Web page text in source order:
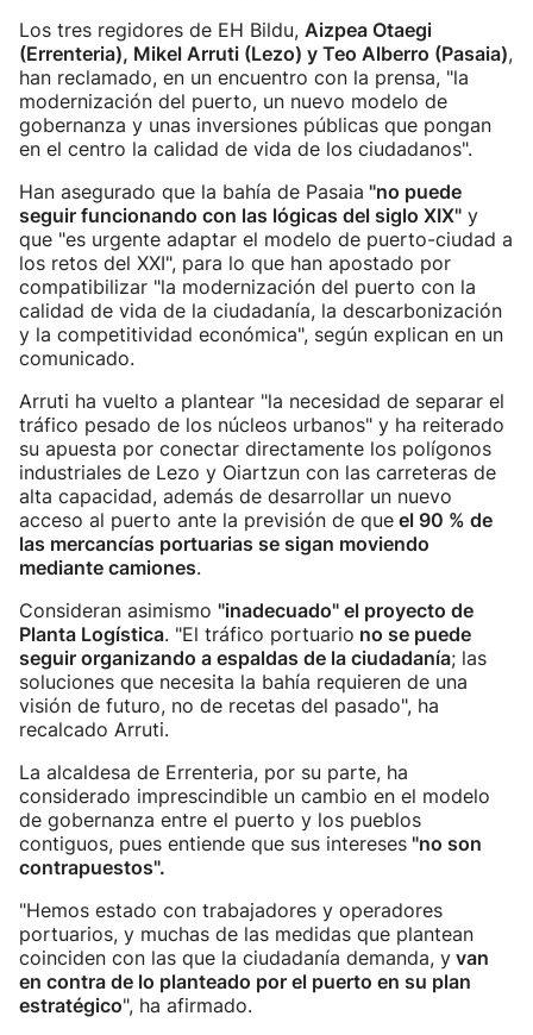
Los tres regidores de EH Bildu, Aizpea Otaegi
(Errenteria), Mikel Arruti (Lezo) y Teo Alberro (Pasaia),
han reclamado, en un encuentro con la prensa, "la
modernización del puerto, un nuevo modelo de
gobernanza y unas inversiones públicas que pongan
en el centro la calidad de vida de los ciudadanos".
Han asegurado que la bahía de Pasaia "no puede
seguir funcionando con las lógicas del siglo XIX" y
que "es urgente adaptar el modelo de puerto-ciudad a
los retos del XXI", para lo que han apostado por
compatibilizar "la modernización del puerto con la
calidad de vida de la ciudadanía, la descarbonización
y la competitividad económica", según explican en un
comunicado.
Arruti ha vuelto a plantear "la necesidad de separar el
tráfico pesado de los núcleos urbanos" y ha reiterado
su apuesta por conectar directamente los polígonos
industriales de Lezo y Oiartzun con las carreteras de
alta capacidad, además de desarrollar un nuevo
acceso al puerto ante la previsión de que el 90 % de
las mercancías portuarias se sigan moviendo
mediante camiones.
Consideran asimismo "inadecuado" el proyecto de
Planta Logística. "El tráfico portuario no se puede
seguir organizando a espaldas de la ciudadanía; las
soluciones que necesita la bahía requieren de una
visión de futuro, no de recetas del pasado", ha
recalcado Arruti.
La alcaldesa de Errenteria, por su parte, ha
considerado imprescindible un cambio en el modelo
de gobernanza entre el puerto y los pueblos
contiguos, pues entiende que sus intereses "no son
contrapuestos".
"Hemos estado con trabajadores y operadores
portuarios, y muchas de las medidas que plantean
coinciden con las que la ciudadanía demanda, y van
en contra de lo planteado por el puerto en su plan
estratégico", ha afirmado.